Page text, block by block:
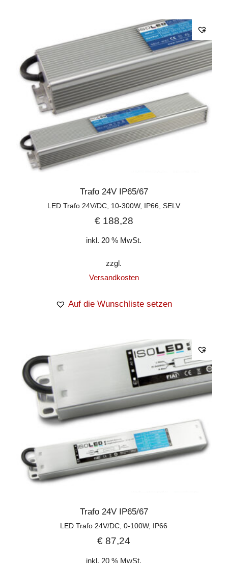
Trafo 24V IP65/67
LED Trafo 24V/DC, 10-300W, IP66, SELV
€188,28
inkl. 20 % MwSt.
zzgl.
Versandkosten
Auf die Wunschliste setzen
Trafo 24V IP65/67
LED Trafo 24V/DC, 0-100W, IP66
€ 87,24
inkl. 20 % MwSt.